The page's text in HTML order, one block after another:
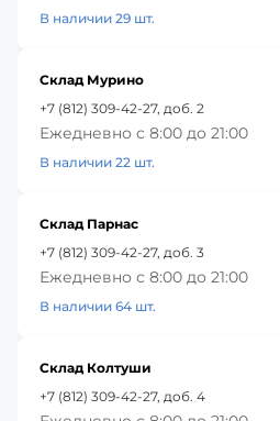
В наличии 29 шт.
Склад Мурино
+7 (812) 309-42-27, доб. 2
Ежедневно с 8:00 до 21:00
В наличии 22 шт.
Склад Парнас
+7 (812) 309-42-27, доб. 3
Ежедневно с 8:00 до 21:00
В наличии 64 шт.
Склад Колтуши
+7 (812) 309-42-27, доб. 4